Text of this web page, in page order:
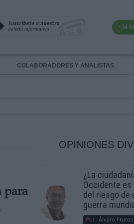
+34
COLABORADORES Y ANALISTAS
para
OPINIONES
¿La
Occidente
del riesgo de
guerra
Por Álvaro